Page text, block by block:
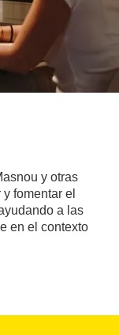
y otras
fomentar el
a las
en el contexto